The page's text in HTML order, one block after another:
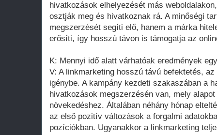
hivatkozások elhelyezését más
osztják meg és hivatkoznak rá. A minőségi
megszerzését segíti elő, hanem a márka
erősíti, így hosszú távon is támogatja az
K: Mennyi idő alatt várhatóak eredmények
V: A linkmarketing hosszú távú befektetés,
igénybe. A kampány kezdeti szakaszában a
hivatkozások megszerzésén van, mely
növekedéshez. Általában néhány hónap
az első pozitív változások a forgalmi
pozíciókban. Ugyanakkor a linkmarketing